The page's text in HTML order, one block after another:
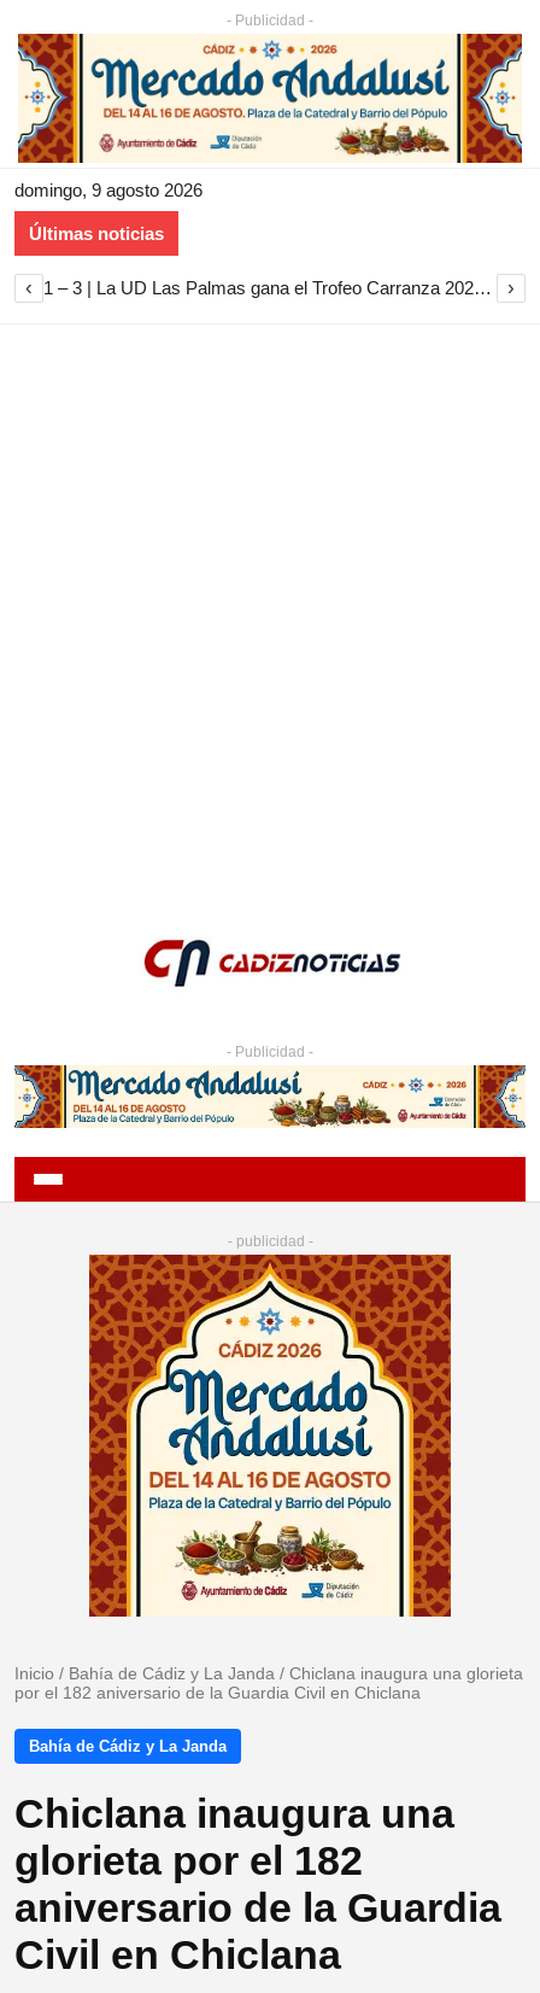
- Publicidad -
domingo, 9 agosto 2026
Últimas noticias
‹ 1 – 3 | La UD Las Palmas gana el Trofeo Carranza 2026 tras imponerse al Cádiz CF ›
- Publicidad -
- publicidad -
Inicio / Bahía de Cádiz y La Janda / Chiclana inaugura una glorieta
por el 182 aniversario de la Guardia Civil en Chiclana
Bahía de Cádiz y La Janda
Chiclana inaugura una
glorieta por el 182
aniversario de la Guardia
Civil en Chiclana